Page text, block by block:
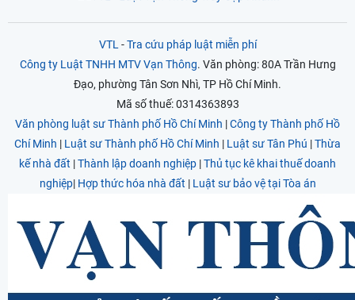
VTL -Tra cứu pháp luật miễn phí
Công ty Luật TNHH MTV Vạn Thông. Văn phòng: 80A Trần Hưng
Đạo, phường Tân Sơn Nhì, TP Hồ Chí Minh.
Mã số thuế: 0314363893
Văn phòng luật sư Thành phố Hồ Chí Minh |Công ty Thành phố Hồ
Chí Minh | Luật sư Thành phố Hồ Chí Minh | Luật sư Tân Phú |Thừa
kế nhà đất |Thành lập doanh nghiệp |Thủ tục kê khai thuế doanh
nghiệp| Hợp thức hóa nhà đất | Luật sư bảo vệ tại Tòa án